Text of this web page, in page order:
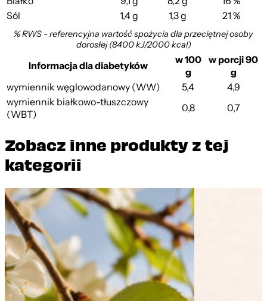
Sól
1,4 g 1,3 g 21 %
% RWS - referencyjna wartość spożycia dla przeciętnej osoby
dorosłej (8400 kJ/2000 kcal)
Informacja dla diabetyków
w 100
g
w porcji 90
g
wymiennik węglowodanowy (WW)
5,4
4,9
wymiennik białkowo-tłuszczowy
(WBT)
0,8 0,7
Zobacz inne produkty z tej
kategorii